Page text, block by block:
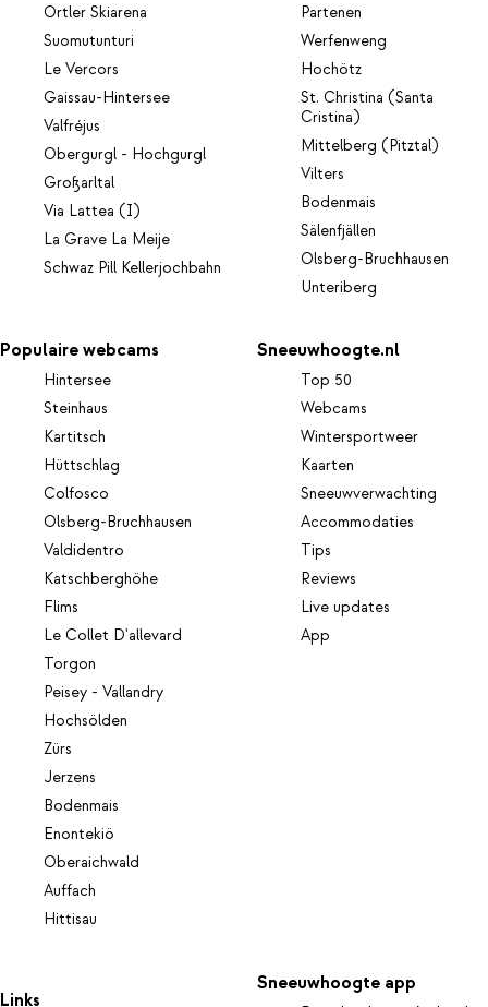
Ortler Skiarena
Suomutunturi
Le Vercors
Gaissau-Hintersee
Valfréjus
Obergurgl - Hochgurgl
Großarltal
Via Lattea (I)
La Grave La Meije
Schwaz Pill Kellerjochbahn
Partenen
Werfenweng
Hochötz
St. Christina (Santa
Cristina)
Mittelberg (Pitztal)
Vilters
Bodenmais
Sälenfjällen
Olsberg-Bruchhausen
Unteriberg
Populaire webcams
Hintersee
Steinhaus
Kartitsch
Hüttschlag
Colfosco
Olsberg-Bruchhausen
Valdidentro
Katschberghöhe
Flims
Le Collet D'allevard
Torgon
Peisey - Vallandry
Hochsölden
Zürs
Jerzens
Bodenmais
Enontekiö
Oberaichwald
Auffach
Hittisau
Sneeuwhoogte.nl
Top 50
Webcams
Wintersportweer
Kaarten
Sneeuwverwachting
Accommodaties
Tips
Reviews
Live updates
App
Links
Sneeuwhoogte app